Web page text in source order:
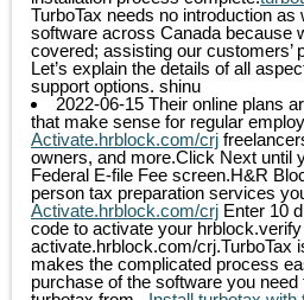
TurboTax needs no introduction as
software across Canada because
covered; assisting our customers’
Let’s explain the details of all
support options. shinu
2022-06-15 Their online plans
that make sense for regular
Activate.hrblock.com/crj
owners, and more.Click Next until
Federal E-file Fee screen.H&R
person tax preparation services
Activate.hrblock.com/crj Enter 10
code to activate your
activate.hrblock.com/crj.TurboTax
makes the complicated process
purchase of the software you